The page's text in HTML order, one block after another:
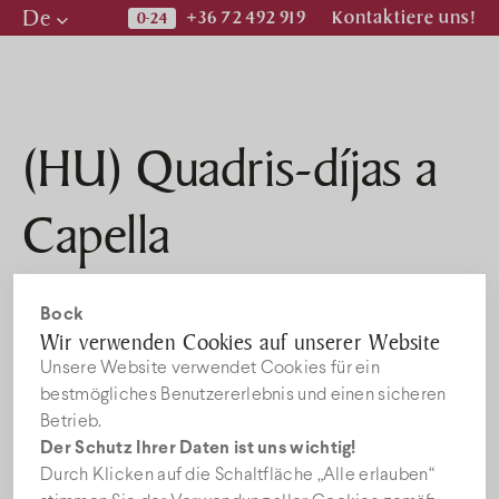
Bock
Wir verwenden Cookies auf unserer Website
Unsere Website verwendet Cookies für ein
bestmögliches Benutzererlebnis und einen sicheren
Betrieb.
Der Schutz Ihrer Daten ist uns wichtig!
Durch Klicken auf die Schaltfläche „Alle erlauben“
De
De +36 72 492 919 Kontaktiere uns!
(HU) Quadris-díjas a
Capella
2017. MÄRZ 9.
Leider ist der Eintrag nur aufHUverfügbar.
Abonnieren Sie den
Prospekt
Nachricht
Stellenangebote